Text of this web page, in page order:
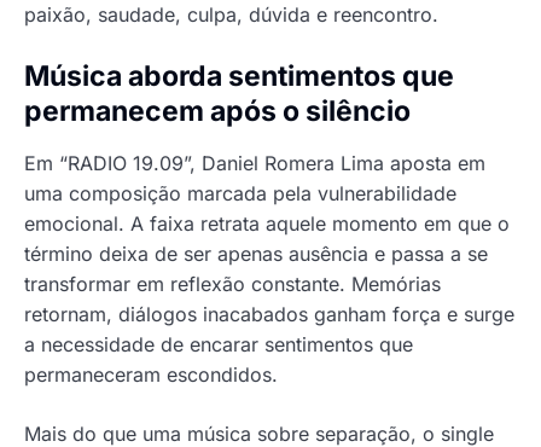
paixão, saudade, culpa, dúvida e reencontro.
Música aborda sentimentos que
permanecem após o silêncio
Em “RADIO 19.09”, Daniel Romera Lima aposta em
uma composição marcada pela vulnerabilidade
emocional. A faixa retrata aquele momento em que o
término deixa de ser apenas ausência e passa a se
transformar em reflexão constante. Memórias
retornam, diálogos inacabados ganham força e surge
a necessidade de encarar sentimentos que
permaneceram escondidos.
Mais do que uma música sobre separação, o single